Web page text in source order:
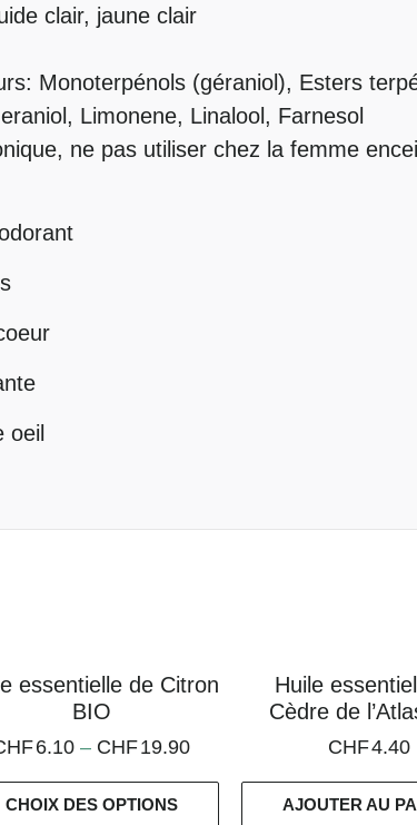
clair, jaune clair
Monoterpénols (géraniol), Esters
Limonene, Linalool, Farnesol
ne pas utiliser chez la femme
oeil
essentielle de Citron
BIO
6.10 – CHF19.90
CHOIX DES OPTIONS
Huile
Cèdre de
CHF4.40
AJOUTER AU